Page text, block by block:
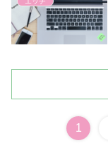
1